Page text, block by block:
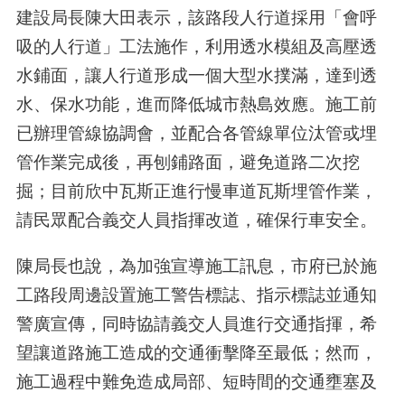
建設局長陳大田表示，該路段人行道採用「會呼
吸的人行道」工法施作，利用透水模組及高壓透
水鋪面，讓人行道形成一個大型水撲滿，達到透
水、保水功能，進而降低城市熱島效應。施工前
已辦理管線協調會，並配合各管線單位汰管或埋
管作業完成後，再刨鋪路面，避免道路二次挖
掘；目前欣中瓦斯正進行慢車道瓦斯埋管作業，
請民眾配合義交人員指揮改道，確保行車安全。
陳局長也說，為加強宣導施工訊息，市府已於施
工路段周邊設置施工警告標誌、指示標誌並通知
警廣宣傳，同時協請義交人員進行交通指揮，希
望讓道路施工造成的交通衝擊降至最低；然而，
施工過程中難免造成局部、短時間的交通壅塞及